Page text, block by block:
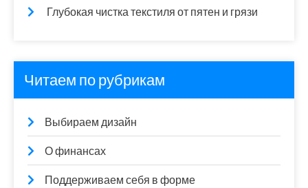
Глубокая чистка текстиля от пятен и грязи
Читаем по рубрикам
Выбираем дизайн
О финансах
Поддерживаем себя в форме